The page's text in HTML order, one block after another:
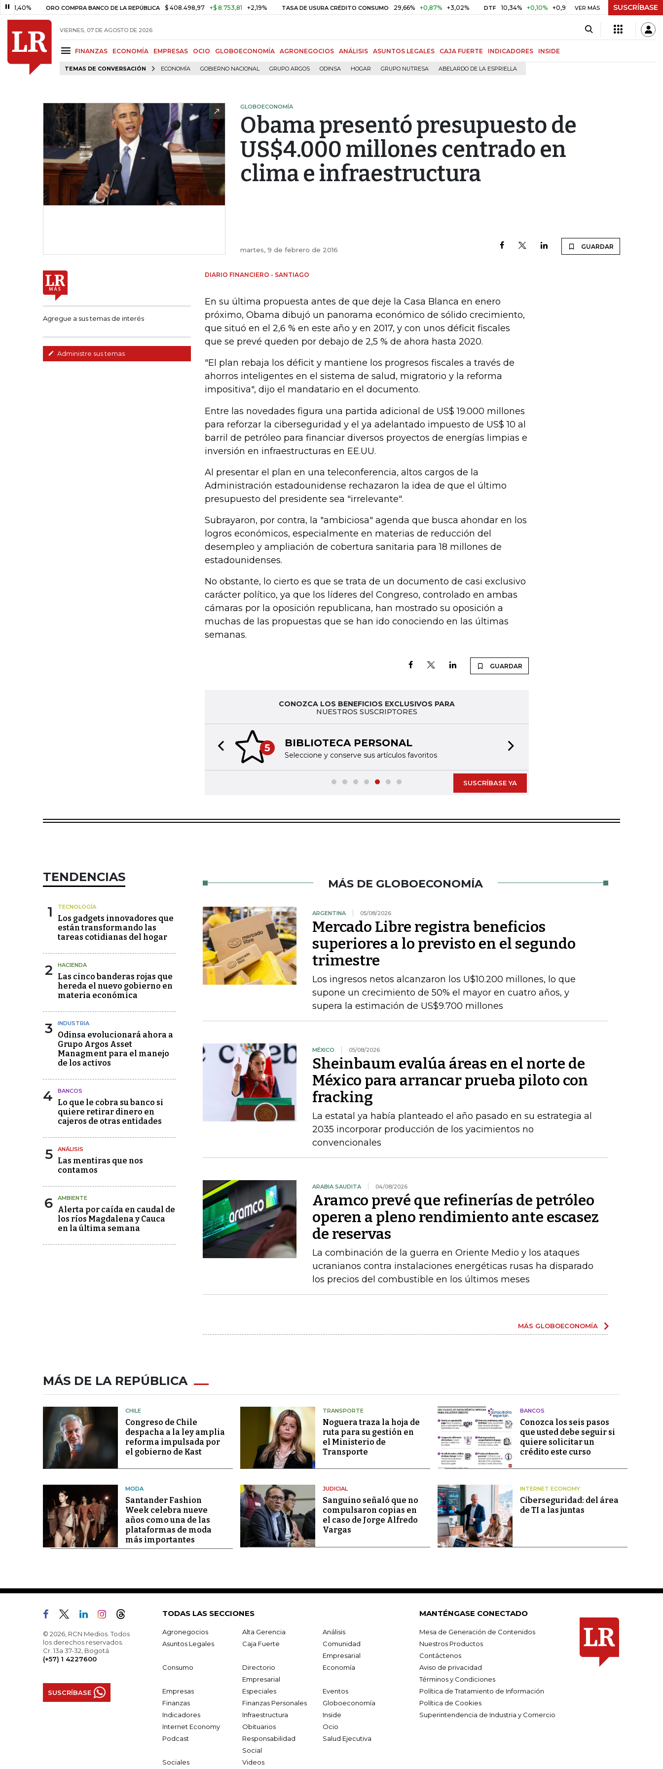
ORO COMPRA BANCO DE LA REPÚBLICA $ 408.498,97 +$ 8.753,81 +2,19% TASA DE USURA CRÉDITO CONSUMO 29,66% +0,87% +3,02% DTF 10,34% +0,10% +0,98% UVR $ 416,91 +$ 0,05 +0,01%
VER MÁS SUSCRÍBASE
VIERNES, 07 DE AGOSTO DE 2026
FINANZAS ECONOMÍA EMPRESAS OCIO GLOBOECONOMÍA AGRONEGOCIOS ANÁLISIS ASUNTOS LEGALES CAJA FUERTE INDICADORES INSIDE
TEMAS DE CONVERSACIÓN ECONOMÍA GOBIERNO NACIONAL GRUPO ARGOS ODINSA HOGAR GRUPO NUTRESA ABELARDO DE LA ESPRIELLA
GLOBOECONOMÍA
Obama presentó presupuesto de
US$4.000 millones centrado en
clima e infraestructura
martes, 9 de febrero de 2016 GUARDAR
Agregue a sus temas de interés
Administre sus temas
DIARIO FINANCIERO - SANTIAGO
En su última propuesta antes de que deje la Casa Blanca en enero
próximo, Obama dibujó un panorama económico de sólido crecimiento,
que situó en el 2,6 % en este año y en 2017, y con unos déficit fiscales
que se prevé queden por debajo de 2,5 % de ahora hasta 2020.
"El plan rebaja los déficit y mantiene los progresos fiscales a través de
ahorros inteligentes en el sistema de salud, migratorio y la reforma
impositiva", dijo el mandatario en el documento.
Entre las novedades figura una partida adicional de US$ 19.000 millones
para reforzar la ciberseguridad y el ya adelantado impuesto de US$ 10 al
barril de petróleo para financiar diversos proyectos de energías limpias e
inversión en infraestructuras en EE.UU.
Al presentar el plan en una teleconferencia, altos cargos de la
Administración estadounidense rechazaron la idea de que el último
presupuesto del presidente sea "irrelevante".
Subrayaron, por contra, la "ambiciosa" agenda que busca ahondar en los
logros económicos, especialmente en materias de reducción del
desempleo y ampliación de cobertura sanitaria para 18 millones de
estadounidenses.
No obstante, lo cierto es que se trata de un documento de casi exclusivo
carácter político, ya que los líderes del Congreso, controlado en ambas
cámaras por la oposición republicana, han mostrado su oposición a
muchas de las propuestas que se han ido conociendo en las últimas
semanas.
GUARDAR
CONOZCA LOS BENEFICIOS EXCLUSIVOS PARA
NUESTROS SUSCRIPTORES
5 BIBLIOTECA PERSONAL
Seleccione y conserve sus artículos favoritos
Previous slide
SUSCRÍBASE YA
TENDENCIAS
1 TECNOLOGÍA
Los gadgets innovadores que
están transformando las
tareas cotidianas del hogar
2 HACIENDA
Las cinco banderas rojas que
hereda el nuevo gobierno en
materia económica
3 INDUSTRIA
Odinsa evolucionará ahora a
Grupo Argos Asset
Managment para el manejo
de los activos
4 BANCOS
Lo que le cobra su banco si
quiere retirar dinero en
cajeros de otras entidades
5 ANÁLISIS
Las mentiras que nos
contamos
6 AMBIENTE
Alerta por caída en caudal de
los ríos Magdalena y Cauca
en la última semana
MÁS DE GLOBOECONOMÍA
ARGENTINA 05/08/2026
Mercado Libre registra beneficios
superiores a lo previsto en el segundo
trimestre
Los ingresos netos alcanzaron los U$10.200 millones, lo que
supone un crecimiento de 50% el mayor en cuatro años, y
supera la estimación de US$9.700 millones
MÉXICO 05/08/2026
Sheinbaum evalúa áreas en el norte de
México para arrancar prueba piloto con
fracking
La estatal ya había planteado el año pasado en su estrategia al
2035 incorporar producción de los yacimientos no
convencionales
ARABIA SAUDITA 04/08/2026
Aramco prevé que refinerías de petróleo
operen a pleno rendimiento ante escasez
de reservas
La combinación de la guerra en Oriente Medio y los ataques
ucranianos contra instalaciones energéticas rusas ha disparado
los precios del combustible en los últimos meses
MÁS GLOBOECONOMÍA
MÁS DE LA REPÚBLICA
CHILE
Congreso de Chile
despacha a la ley amplia
reforma impulsada por
el gobierno de Kast
TRANSPORTE
Noguera traza la hoja de
ruta para su gestión en
el Ministerio de
Transporte
BANCOS
Conozca los seis pasos
que usted debe seguir si
quiere solicitar un
crédito este curso
MODA
Santander Fashion
Week celebra nueve
años como una de las
plataformas de moda
más importantes
JUDICIAL
Sanguino señaló que no
compulsaron copias en
el caso de Jorge Alfredo
Vargas
INTERNET ECONOMY
Ciberseguridad: del área
de TI a las juntas
© 2026, RCN Medios. Todos
los derechos reservados.
Cr. 13a 37-32, Bogotá
(+57) 1 4227600
SUSCRÍBASE
TODAS LAS SECCIONES
Agronegocios Alta Gerencia
Análisis
Asuntos Legales
Caja Fuerte
Comunidad
Empresarial
Consumo
Directorio
Empresarial
Economía
Empresas Especiales
Eventos
Finanzas
Finanzas Personales
Globoeconomía
Indicadores
Infraestructura
Inside
Internet Economy
Obituarios
Ocio
Podcast
Responsabilidad
Social
Salud Ejecutiva
Sociales Videos
MANTÉNGASE CONECTADO
Mesa de Generación de Contenidos
Nuestros Productos
Contáctenos
Aviso de privacidad
Términos y Condiciones
Política de Tratamiento de Información
Política de Cookies
Superintendencia de Industria y Comercio